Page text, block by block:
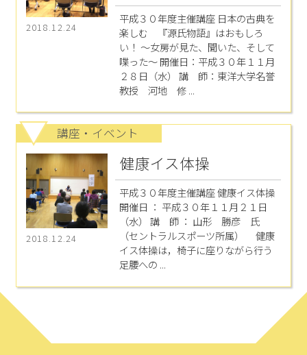
2018.12.24
平成３０年度主催講座 日本の古典を
楽しむ 『源氏物語』はおもしろ
い！ ～女房が見た、聞いた、そして
喋った～ 開催日：平成３０年１１月
２８日（水） 講 師：東洋大学名誉
教授 河地 修 ...
講座・イベント
2018.12.24
健康イス体操
平成３０年度主催講座 健康イス体操
開催日 ： 平成３０年１１月２１日
（水） 講 師 ： 山形 勝彦 氏
（セントラルスポーツ所属） 健康
イス体操は，椅子に座りながら行う
足腰への ...